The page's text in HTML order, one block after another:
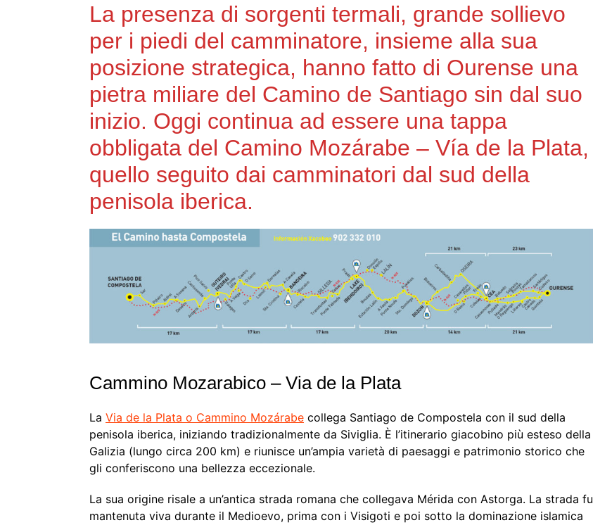
La presenza di sorgenti termali, grande sollievo
per i piedi del camminatore, insieme alla sua
posizione strategica, hanno fatto di Ourense una
pietra miliare del Camino de Santiago sin dal suo
inizio. Oggi continua ad essere una tappa
obbligata del Camino Mozárabe – Vía de la Plata,
quello seguito dai camminatori dal sud della
penisola iberica.
Cammino Mozarabico – Via de la Plata
La Via de la Plata o Cammino Mozárabe collega Santiago de Compostela con il sud della
penisola iberica, iniziando tradizionalmente da Siviglia. È l’itinerario giacobino più esteso della
Galizia (lungo circa 200 km) e riunisce un’ampia varietà di paesaggi e patrimonio storico che
gli conferiscono una bellezza eccezionale.
La sua origine risale a un’antica strada romana che collegava Mérida con Astorga. La strada fu
mantenuta viva durante il Medioevo, prima con i Visigoti e poi sotto la dominazione islamica